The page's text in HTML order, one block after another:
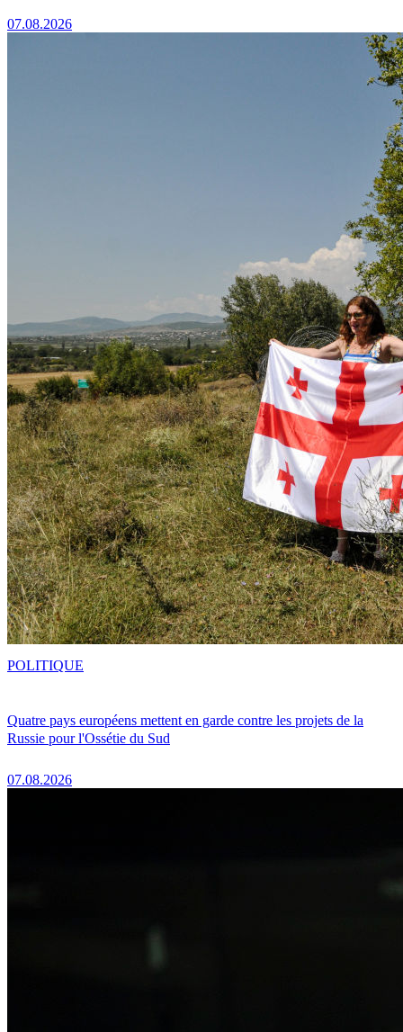
07.08.2026
Quatre pays européens mettent en garde contre les projets de la
Russie pour l'Ossétie du Sud
07.08.2026
POLITIQUE